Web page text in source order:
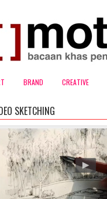
BRAND CREATIVE
SKETCHING